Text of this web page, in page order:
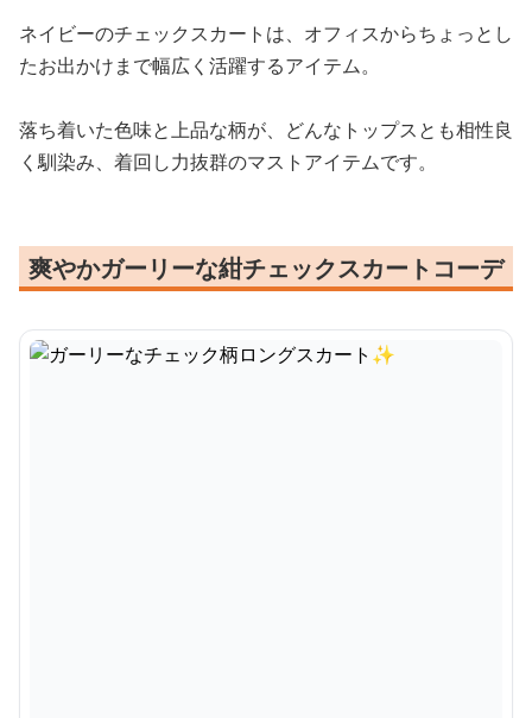
ネイビーのチェックスカートは、オフィスからちょっとし
たお出かけまで幅広く活躍するアイテム。
落ち着いた色味と上品な柄が、どんなトップスとも相性良
く馴染み、着回し力抜群のマストアイテムです。
爽やかガーリーな紺チェックスカートコーデ